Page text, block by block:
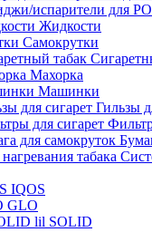
испарители для
Жидкости
Самокрутки
Махорка
Машинки
Гильзы
IQOS
GLO
lil SOLID